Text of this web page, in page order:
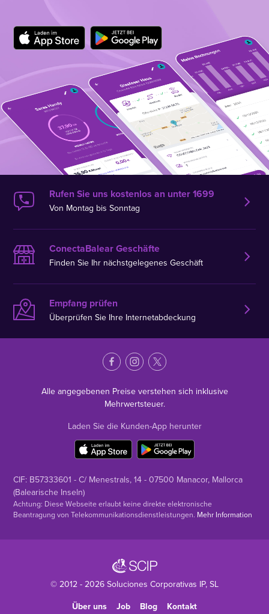
Rufen Sie uns kostenlos an unter 1699
Von Montag bis Sonntag
ConectaBalear Geschäfte
Finden Sie Ihr nächstgelegenes Geschäft
Empfang prüfen
Überprüfen Sie Ihre Internetabdeckung
Alle angegebenen Preise verstehen sich inklusive
Mehrwertsteuer.
Laden Sie die Kunden-App herunter
CIF: B57333601 - C/ Menestrals, 14 - 07500 Manacor, Mallorca
(Balearische Inseln)
Achtung: Diese Webseite erlaubt keine direkte elektronische
Beantragung von Telekommunikationsdienstleistungen. Mehr Information
© 2012 - 2026 Soluciones Corporativas IP, SL
Über uns Job Blog
Kontakt